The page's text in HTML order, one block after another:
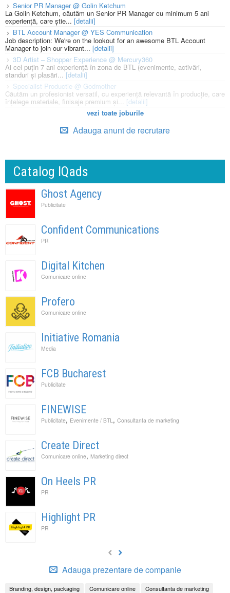
Senior PR Manager @ Golin Ketchum
La Golin Ketchum, căutăm un Senior PR Manager cu minimum 5 ani
experiență, care știe... [detalii]
BTL Account Manager @ YES Communication
Job description: We're on the lookout for an awesome BTL Account
Manager to join our vibrant... [detalii]
3D Artist – Shopper Experience @ Mercury360
Ai cel puțin 7 ani experiență în zona de BTL (evenimente, activări,
standuri și plasări...[detalii]
Specialist Productie @ Godmother
Căutăm un profesionist versatil, cu experiență relevantă în producție, care
înțelege materiale, finisaje premium și... [detalii]
vezi toate joburile
Adauga anunt de recrutare
Catalog IQads
Ghost Agency
Publicitate
Confident Communications
PR
Digital Kitchen
Comunicare online
Profero
Comunicare online
Initiative Romania
Media
FCB Bucharest
Publicitate
FINEWISE
Publicitate, Evenimente / BTL , Consultanta de marketing
Create Direct
Comunicare online, Marketing direct
On Heels PR
PR
Highlight PR
PR
Adauga prezentare de companie
Branding, design, packaging Comunicare online Consultanta de marketing